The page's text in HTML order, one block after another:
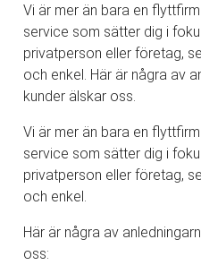
Vi är mer än bara en
service som sätter dig i
privatperson eller företag,
och enkel. Här är några av
kunder älskar oss.
Vi är mer än bara en
service som sätter dig i
privatperson eller företag,
och enkel.
Här är några av
oss: